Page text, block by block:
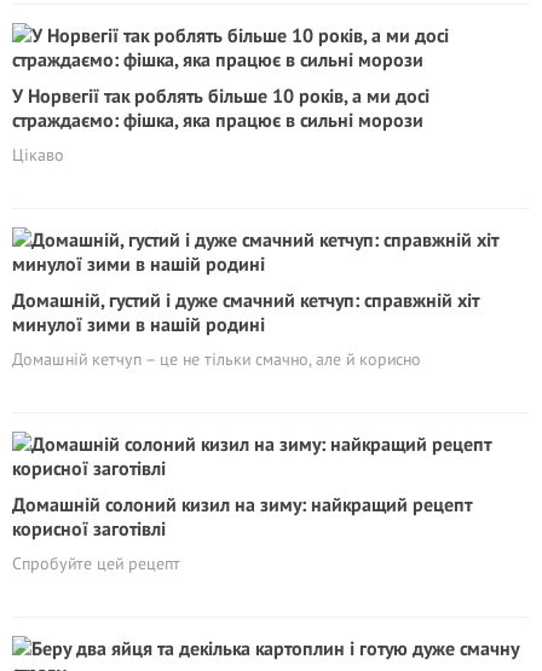
У Норвегії так роблять більше 10 років, а ми досі
cтраждaємo: фішка, яка працює в сильні морози
Цікаво
Домашній, густий і дуже смачний кетчуп: справжній хіт
минулої зими в нашій родині
Домашній кетчуп – це не тільки смачно, але й корисно
Домашній солоний кизил на зиму: найкращий рецепт
корисної заготівлі
Спробуйте цей рецепт